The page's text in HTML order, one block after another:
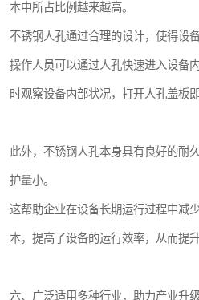
本中所占比例越来越高。
不锈钢人孔通过合理的设计，使得设
操作人员可以通过人孔快速进入设备
时观察设备内部状况，打开人孔盖板
此外，不锈钢人孔本身具有良好的耐
护量小。
这帮助企业在设备长期运行过程中减
本，提高了设备的运行效率，从而提
六、广泛适用多种行业，助力产业升